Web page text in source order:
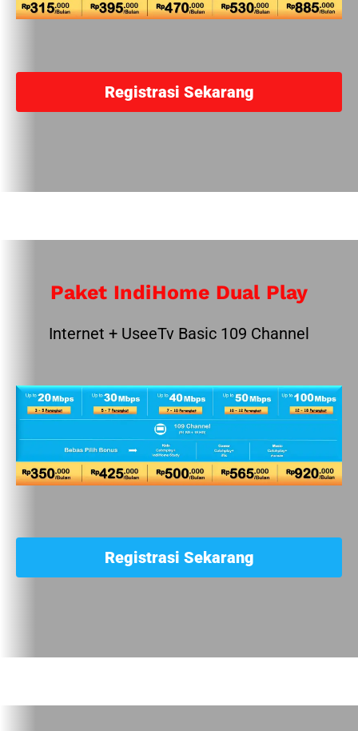
Registrasi Sekarang
Paket IndiHome Dual Play
Internet + UseeTv Basic 109 Channel
Registrasi Sekarang